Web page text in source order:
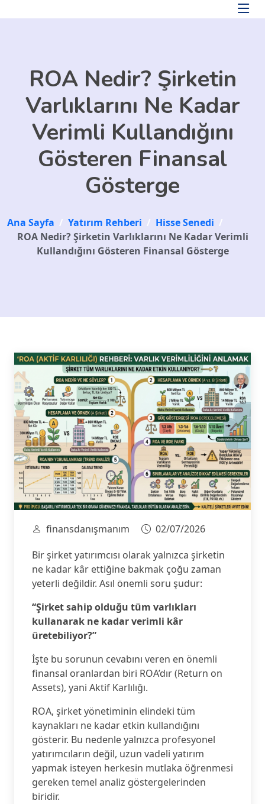
ROA Nedir? Şirketin
Varlıklarını Ne Kadar
Verimli Kullandığını
Gösteren Finansal
Gösterge
Ana Sayfa / Yatırım Rehberi / Hisse Senedi /
ROA Nedir? Şirketin Varlıklarını Ne Kadar Verimli
Kullandığını Gösteren Finansal Gösterge
finansdanışmanım
02/07/2026
Bir şirket yatırımcısı olarak yalnızca şirketin
ne kadar kâr ettiğine bakmak çoğu zaman
yeterli değildir. Asıl önemli soru şudur:
“Şirket sahip olduğu tüm varlıkları
kullanarak ne kadar verimli kâr
üretebiliyor?”
İşte bu sorunun cevabını veren en önemli
finansal oranlardan biri ROA’dır (Return on
Assets), yani Aktif Karlılığı.
ROA, şirket yönetiminin elindeki tüm
kaynakları ne kadar etkin kullandığını
gösterir. Bu nedenle yalnızca profesyonel
yatırımcıların değil, uzun vadeli yatırım
yapmak isteyen herkesin mutlaka öğrenmesi
gereken temel analiz göstergelerinden
biridir.